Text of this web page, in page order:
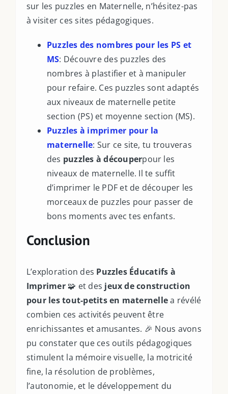
sur les puzzles en Maternelle, n’hésitez-pas
à visiter ces sites pédagogiques.
Puzzles des nombres pour les PS et
MS: Découvre des puzzles des
nombres à plastifier et à manipuler
pour refaire. Ces puzzles sont adaptés
aux niveaux de maternelle petite
section (PS) et moyenne section (MS).
Puzzles à imprimer pour la
maternelle: Sur ce site, tu trouveras
des puzzles à découperpour les
niveaux de maternelle. Il te suffit
d’imprimer le PDF et de découper les
morceaux de puzzles pour passer de
bons moments avec tes enfants.
Conclusion
L’exploration des Puzzles Éducatifs à
Imprimer🧩 et des jeux de construction
pour les tout-petits en maternellea révélé
combien ces activités peuvent être
enrichissantes et amusantes. 🎉 Nous avons
pu constater que ces outils pédagogiques
stimulent la mémoire visuelle, la motricité
fine, la résolution de problèmes,
l’autonomie, et le développement du